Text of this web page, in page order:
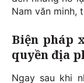
Nam văn minh,
Biện pháp
quyền địa
Ngay sau khi